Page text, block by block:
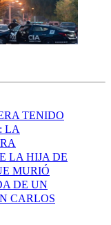
TENIDO
LA
LA HIJA DE
MURIÓ
DE UN
CARLOS